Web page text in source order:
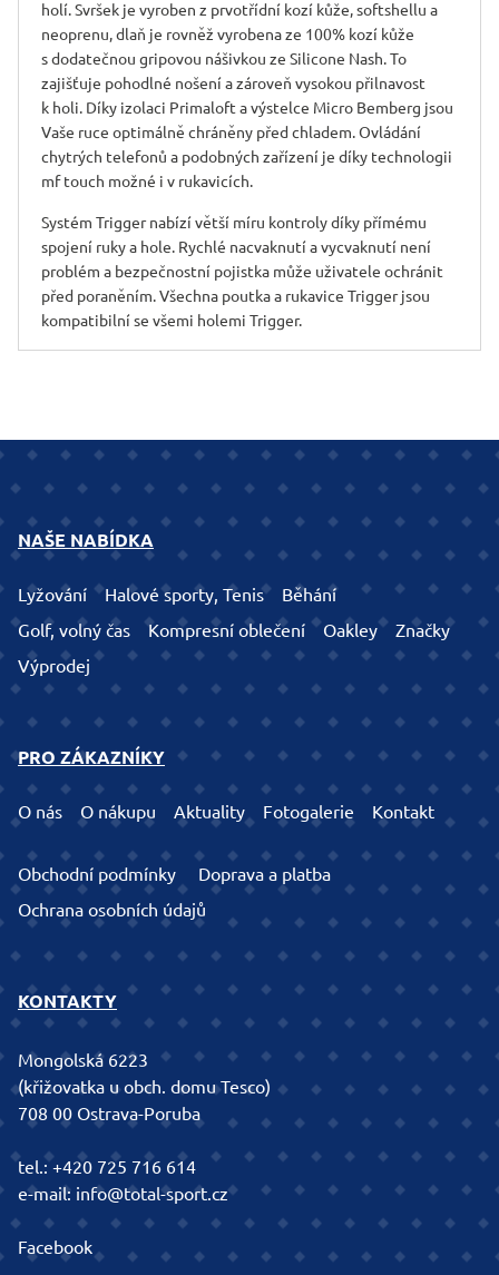
holí. Svršek je vyroben z prvotřídní kozí kůže, softshellu a
neoprenu, dlaň je rovněž vyrobena ze 100% kozí kůže
s dodatečnou gripovou nášivkou ze Silicone Nash. To
zajišťuje pohodlné nošení a zároveň vysokou přilnavost
k holi. Díky izolaci Primaloft a výstelce Micro Bemberg jsou
Vaše ruce optimálně chráněny před chladem. Ovládání
chytrých telefonů a podobných zařízení je díky technologii
mf touch možné i v rukavicích.
Systém Trigger nabízí větší míru kontroly díky přímému
spojení ruky a hole. Rychlé nacvaknutí a vycvaknutí není
problém a bezpečnostní pojistka může uživatele ochránit
před poraněním. Všechna poutka a rukavice Trigger jsou
kompatibilní se všemi holemi Trigger.
NAŠE NABÍDKA
Lyžování Halové sporty, Tenis
Běhání
Golf, volný čas
Kompresní oblečení Oakley
Značky
Výprodej
PRO ZÁKAZNÍKY
O nás O nákupu Aktuality Fotogalerie Kontakt
Obchodní podmínky
Doprava a platba
Ochrana osobních údajů
KONTAKTY
Mongolská 6223
(křižovatka u obch. domu Tesco)
708 00 Ostrava-Poruba
tel.:+420 725 716 614
e-mail: info@total-sport.cz
Facebook